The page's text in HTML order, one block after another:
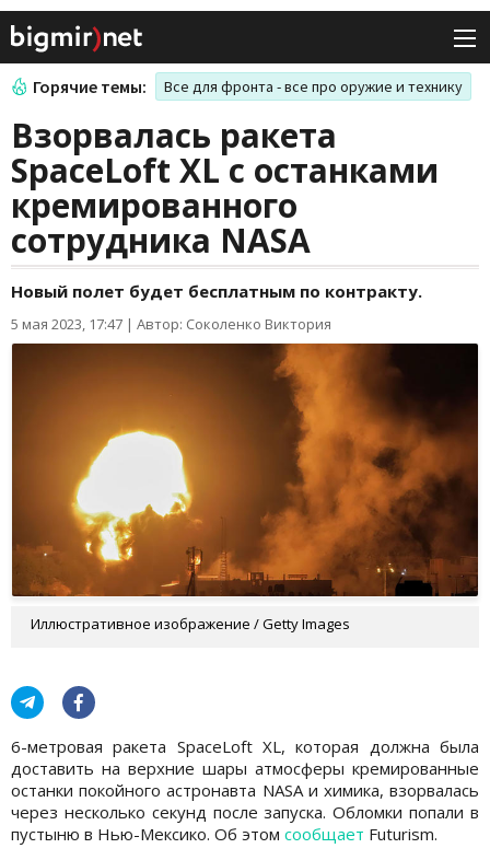
Горячие темы: Все для фронта - все про оружие и технику
Взорвалась ракета
SpaceLoft XL с останками
кремированного
сотрудника NASA
Новый полет будет бесплатным по контракту.
5 мая 2023, 17:47 | Автор: Соколенко Виктория
Иллюстративное изображение / Getty Images
6-метровая ракета SpaceLoft XL, которая должна была
доставить на верхние шары атмосферы кремированные
останки покойного астронавта NASA и химика, взорвалась
через несколько секунд после запуска. Обломки попали в
пустыню в Нью-Мексико. Об этом сообщает Futurism.